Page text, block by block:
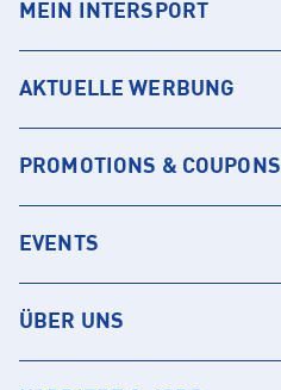
MEIN INTERSPORT
AKTUELLE WERBUNG
PROMOTIONS & COUPONS
EVENTS
ÜBER UNS